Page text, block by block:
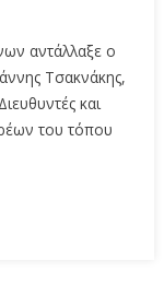
αντάλλαξε ο
Τσακνάκης,
και
του τόπου